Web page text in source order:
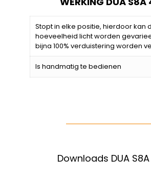
Stopt in elke positie, hierdoor kan
hoeveelheid licht worden
bijna 100% verduistering worden
Is handmatig te bedienen
Downloads DUA S8A